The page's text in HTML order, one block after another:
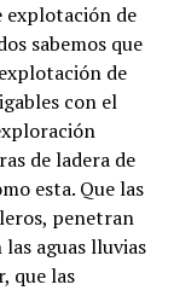
explotación de
sabemos que
de
con el
de ladera de
esta. Que las
penetran
aguas lluvias
que las